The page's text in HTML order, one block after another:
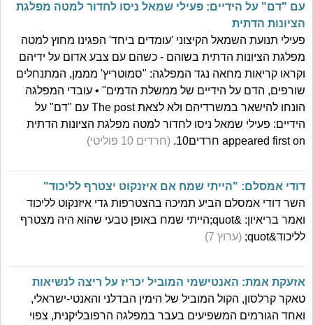
עם "דם" על הידיים: פעילי שמאל ניסו לחדור למטה מפלגת
הציונות הדתית
פעילי תנועת השמאל הקיצוני 'עומדים ביחד' הפגינו מחוץ למטה
מפלגת הציונות הדתית בשוהם - כשהם עם צבע אדום על ידיהם
וקראו קריאות מחאה נגד המפלגה: "סמוטריץ' מממן, המתנחלים
שורפים, הדם על הידיים של ממשלת הדמים" • עובדי המפלגה
הונחו להישאר במשרדיהם ולא לצאת The post עם "דם" על
הידיים: פעילי שמאל ניסו לחדור למטה מפלגת הציונות הדתית
appeared first on חרדים10.
(חרדים 10 פוליטי)
דודי אמסלם: "הייתי שמח אם איזנקוט יצטרף לליכוד"
השר דודי אמסלם הביע תמיכה בהצטרפות גדי איזנקוט לליכוד
ואמר בריאיון: &quot;הייתי שמח באופן טבעי שהוא היה מצטרף
לליכוד&quot;
(ערוץ 7)
אזעקת אמת: האנטישמי המוביל יכריז על ריצה לנשיאות
טאקר קרלסון, הקול המוביל של הימין הבדלני והאנטי-ישראלי,
ואחד הגורמים המשפיעים בעבר במפלגה הרפובליקנית, צפוי